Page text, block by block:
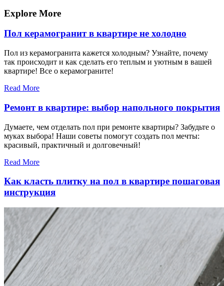
записям
Explore More
Пол керамогранит в квартире не холодно
Пол из керамогранита кажется холодным? Узнайте, почему
так происходит и как сделать его теплым и уютным в вашей
квартире! Все о керамограните!
Read More
Ремонт в квартире: выбор напольного покрытия
Думаете, чем отделать пол при ремонте квартиры? Забудьте о
муках выбора! Наши советы помогут создать пол мечты:
красивый, практичный и долговечный!
Read More
Как класть плитку на пол в квартире пошаговая
инструкция